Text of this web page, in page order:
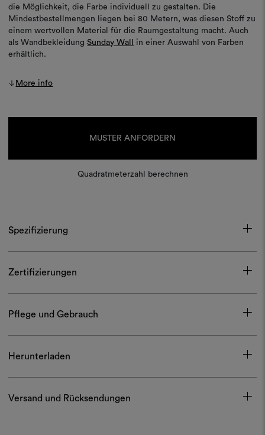
die Möglichkeit, die Farbe individuell zu gestalten. Die
Mindestbestellmengen liegen bei 80 Metern, was diesen Stoff zu
einem wertvollen Material für die Raumgestaltung macht. Auch
als WandbekleidungSunday Wall
in einer Auswahl von Farben
erhältlich.
More info
MUSTER ANFORDERN
Quadratmeterzahl berechnen
Spezifizierung
Zertifizierungen
Pflege und Gebrauch
Herunterladen
Versand und Rücksendungen